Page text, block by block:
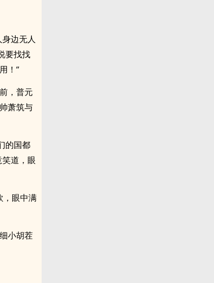
边无人
要找找
！”
，普元
萧筑与
的国都
道，眼
，眼中满
小胡茬